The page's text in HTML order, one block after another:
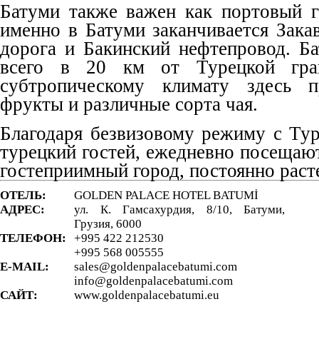
Батуми также важен как портовый
именно в Батуми заканчивается
дорога и Бакинский нефтепровод.
всего в 20 км от Турецкой
субтропическому климату здесь
фрукты и различные сорта чая.
Благодаря безвизовому режиму с
турецкий гостей, ежедневно
гостеприимный город, постоянно
ОТЕЛЬ:
GOLDEN PALACE HOTEL BATUMİ
АДРЕС:
ул. К. Гамсахурдия, 8/10, Батуми,
Грузия, 6000
ТЕЛЕФОН:
+995 422 212530
+995 568 005555
E-MAIL:
sales@goldenpalacebatumi.com
info@goldenpalacebatumi.com
САЙТ:
www.goldenpalacebatumi.eu